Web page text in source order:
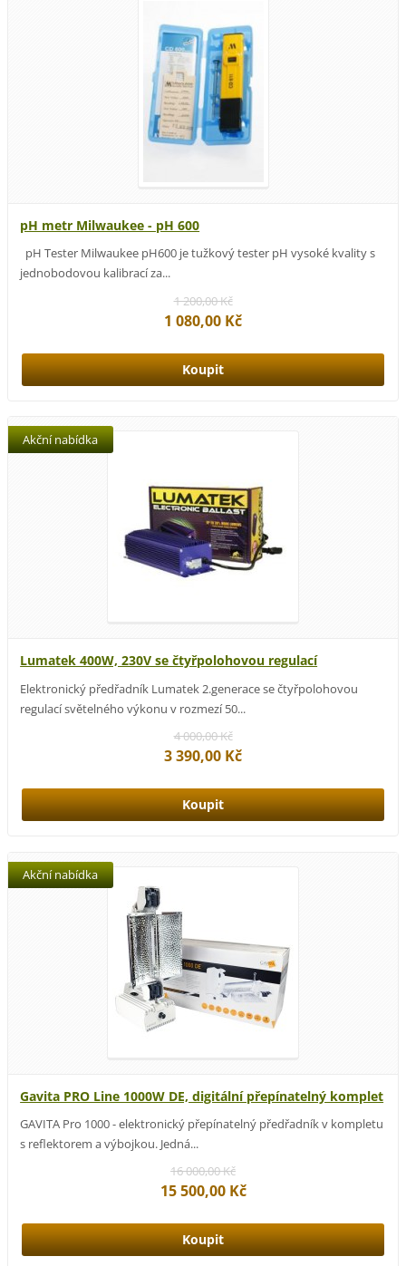
pH metr Milwaukee - pH 600
pH Tester Milwaukee pH600 je tužkový tester pH vysoké kvality s
jednobodovou kalibrací za...
1 200,00 Kč
1 080,00 Kč
Lumatek 400W, 230V se čtyřpolohovou regulací
Akční nabídka
Elektronický předřadník Lumatek 2.generace se čtyřpolohovou
regulací světelného výkonu v rozmezí 50...
4 000,00 Kč
3 390,00 Kč
Gavita PRO Line 1000W DE, digitální přepínatelný komplet
Akční nabídka
GAVITA Pro 1000 - elektronický přepínatelný předřadník v kompletu
s reflektorem a výbojkou. Jedná...
16 000,00 Kč
15 500,00 Kč